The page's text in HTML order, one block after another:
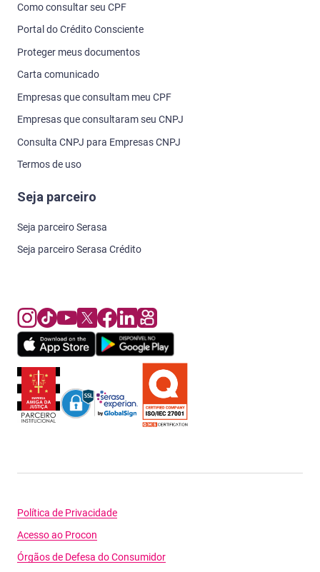
Como consultar seu CPF
Portal do Crédito Consciente
Proteger meus documentos
Carta comunicado
Empresas que consultam meu CPF
Empresas que consultaram seu CNPJ
Consulta CNPJ para Empresas CNPJ
Termos de uso
Seja parceiro
Seja parceiro Serasa
Seja parceiro Serasa Crédito
Política de Privacidade
Acesso ao Procon
Órgãos de Defesa do Consumidor